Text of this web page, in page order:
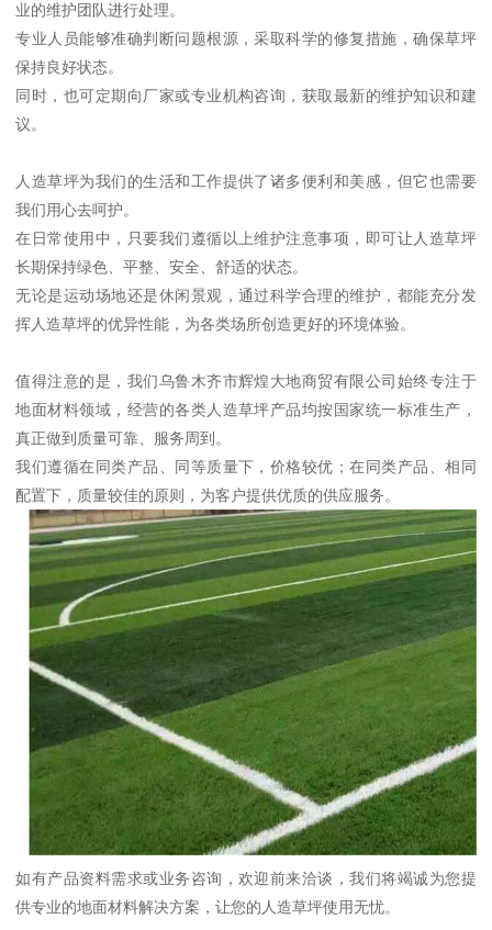
业的维护团队进行处理。
专业人员能够准确判断问题根源，采取科学的修复措施，确保草坪
保持良好状态。
同时，也可定期向厂家或专业机构咨询，获取最新的维护知识和建
议。
人造草坪为我们的生活和工作提供了诸多便利和美感，但它也需要
我们用心去呵护。
在日常使用中，只要我们遵循以上维护注意事项，即可让人造草坪
长期保持绿色、平整、安全、舒适的状态。
无论是运动场地还是休闲景观，通过科学合理的维护，都能充分发
挥人造草坪的优异性能，为各类场所创造更好的环境体验。
值得注意的是，我们乌鲁木齐市辉煌大地商贸有限公司始终专注于
地面材料领域，经营的各类人造草坪产品均按国家统一标准生产，
真正做到质量可靠、服务周到。
我们遵循在同类产品、同等质量下，价格较优；在同类产品、相同
配置下，质量较佳的原则，为客户提供优质的供应服务。
如有产品资料需求或业务咨询，欢迎前来洽谈，我们将竭诚为您提
供专业的地面材料解决方案，让您的人造草坪使用无忧。